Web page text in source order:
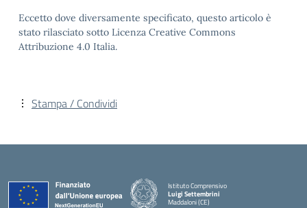
Eccetto dove diversamente specificato, questo articolo è
stato rilasciato sotto Licenza Creative Commons
Attribuzione 4.0 Italia.
Stampa / Condividi
Istituto Comprensivo
Luigi Settembrini
Maddaloni (CE)